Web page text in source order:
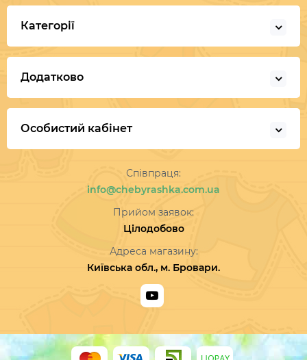
Категорії
Додатково
Особистий кабінет
Співпраця:
info@chebyrashka.com.ua
Прийом заявок:
Цілодобово
Адреса магазину:
Київська обл., м. Бровари.